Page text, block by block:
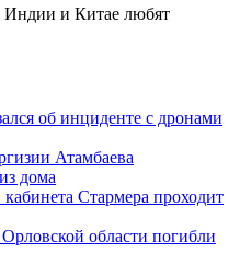
Индии и Китае любят
об инциденте с дронами
Атамбаева
дома
Стармера проходит
области погибли